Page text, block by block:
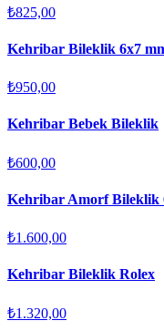
₺825,00
Kehribar Bileklik 6x7
₺950,00
Kehribar Bebek Bileklik
₺600,00
Kehribar Amorf Bileklik
₺1.600,00
Kehribar Bileklik Rolex
₺1.320,00